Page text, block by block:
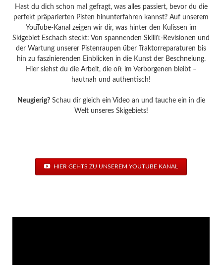
Hast du dich schon mal gefragt, was alles passiert, bevor du die
perfekt präparierten Pisten hinunterfahren kannst? Auf unserem
YouTube-Kanal zeigen wir dir, was hinter den Kulissen im
Skigebiet Eschach steckt: Von spannenden Skilift-Revisionen und
der Wartung unserer Pistenraupen über Traktorreparaturen bis
hin zu faszinierenden Einblicken in die Kunst der Beschneiung.
Hier siehst du die Arbeit, die oft im Verborgenen bleibt –
hautnah und authentisch!
Neugierig?Schau dir gleich ein Video an und tauche ein in die
Welt unseres Skigebiets!
HIER GEHTS ZU UNSEREM YOUTUBE KANAL